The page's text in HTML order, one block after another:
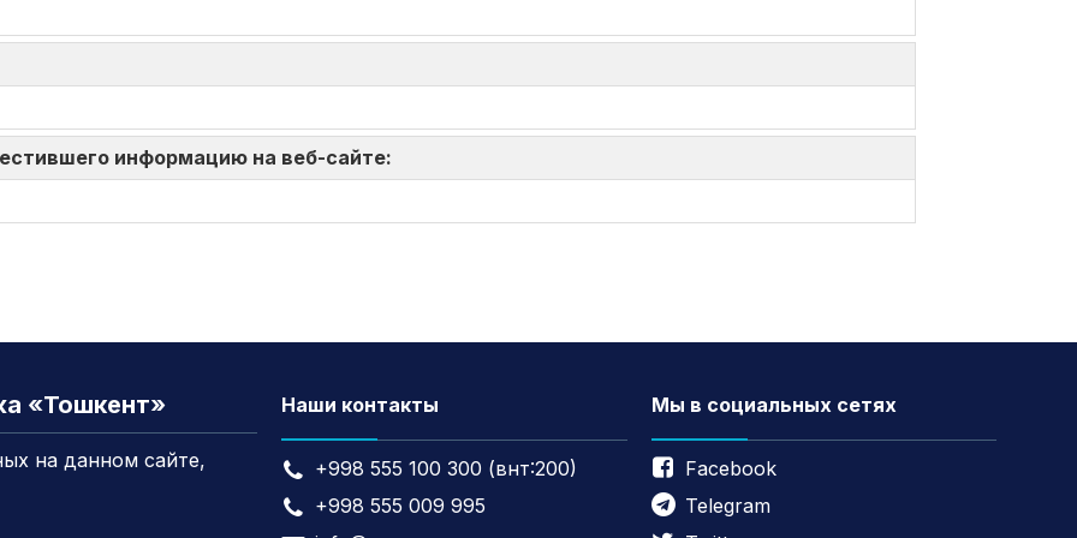
информацию на веб-сайте:
«Тошкент»
на данном сайте,
Наши контакты
+998 555 100 300 (внт:200)
+998 555 009 995
Мы в социальных сетях
Facebook
Telegram